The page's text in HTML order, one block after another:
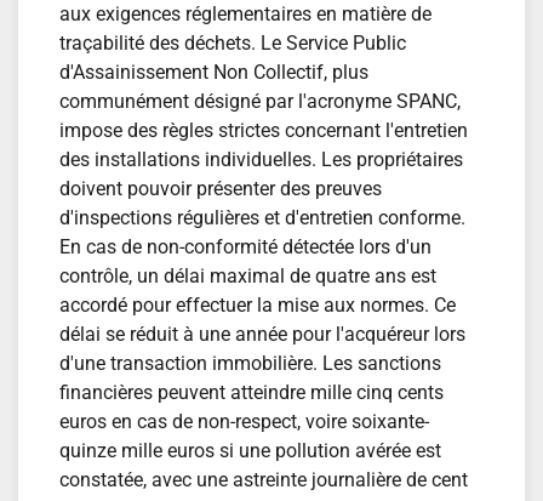
aux exigences réglementaires en matière de
traçabilité des déchets. Le Service Public
d'Assainissement Non Collectif, plus
communément désigné par l'acronyme SPANC,
impose des règles strictes concernant l'entretien
des installations individuelles. Les propriétaires
doivent pouvoir présenter des preuves
d'inspections régulières et d'entretien conforme.
En cas de non-conformité détectée lors d'un
contrôle, un délai maximal de quatre ans est
accordé pour effectuer la mise aux normes. Ce
délai se réduit à une année pour l'acquéreur lors
d'une transaction immobilière. Les sanctions
financières peuvent atteindre mille cinq cents
euros en cas de non-respect, voire soixante-
quinze mille euros si une pollution avérée est
constatée, avec une astreinte journalière de cent